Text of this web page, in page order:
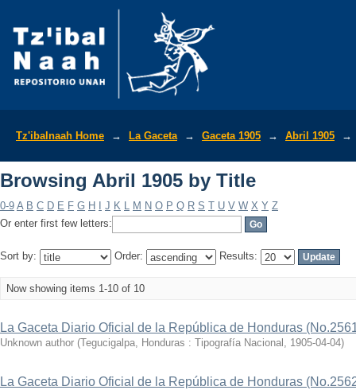
Tz'ibalnaah Home → La Gaceta → Gaceta 1905 → Abril 1905 →
Browsing Abril 1905 by Title
0-9 A B C D E F G H J K L M N O P Q R S T U V W X Y Z
Or enter first few letters:
Sort by: Order: Results:
Now showing items 1-10 of 10
La Gaceta Diario Oficial de la República de Honduras
Unknown author (Tegucigalpa, Honduras : Tipografía Nacional , 1905-04-04)
La Gaceta Diario Oficial de la República de Honduras